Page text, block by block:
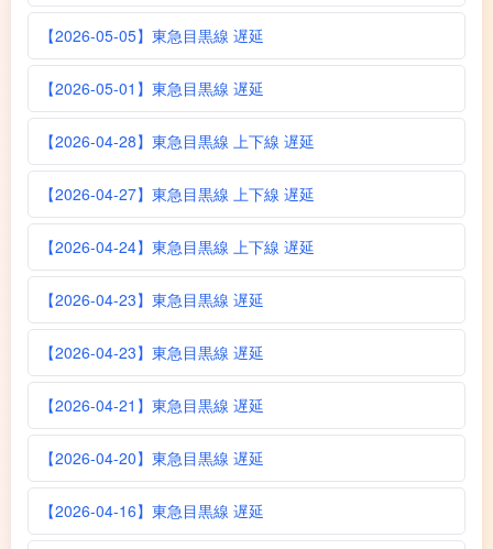
【2026-05-05】東急目黒線 遅延
【2026-05-01】東急目黒線 遅延
【2026-04-28】東急目黒線 上下線 遅延
【2026-04-27】東急目黒線 上下線 遅延
【2026-04-24】東急目黒線 上下線 遅延
【2026-04-23】東急目黒線 遅延
【2026-04-23】東急目黒線 遅延
【2026-04-21】東急目黒線 遅延
【2026-04-20】東急目黒線 遅延
【2026-04-16】東急目黒線 遅延